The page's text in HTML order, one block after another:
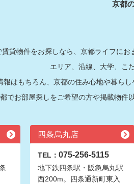
京都
賃貸物件をお探しなら、京都ライフに
エリア、沿線、大学、こ
報はもちろん、京都の住み心地や暮ら
でお部屋探しをご希望の方や掲載物件
四条烏丸店
TEL： 075-256-5115
地下鉄四条駅・阪急烏丸駅
西200m。四条通新町東入